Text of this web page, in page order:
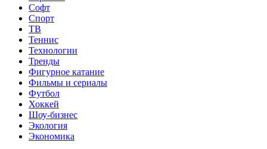
Софт
Спорт
ТВ
Теннис
Технологии
Тренды
Фигурное катание
Фильмы и сериалы
Футбол
Хоккей
Шоу-бизнес
Экология
Экономика